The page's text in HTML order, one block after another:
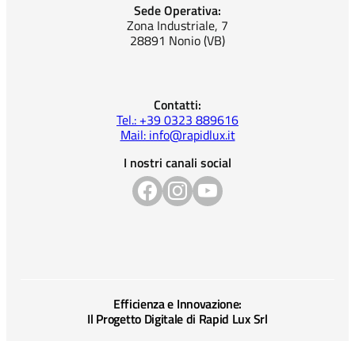
Sede Operativa:
Zona Industriale, 7
28891 Nonio (VB)
Contatti:
Tel.: +39 0323 889616
Mail: info@rapidlux.it
I nostri canali social
Efficienza e Innovazione:
Il Progetto Digitale di Rapid Lux Srl